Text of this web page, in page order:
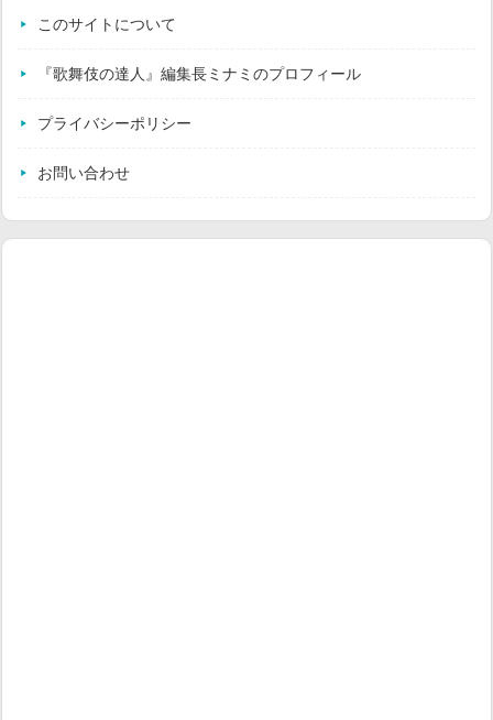
このサイトについて
『歌舞伎の達人』編集長ミナミのプロフィール
プライバシーポリシー
お問い合わせ